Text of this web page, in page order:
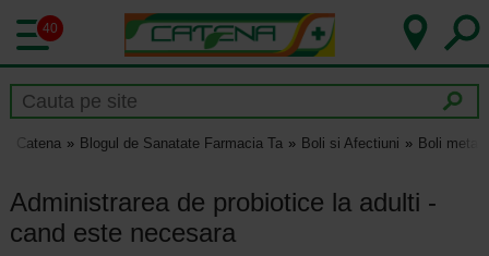
40
Catena Blogul de Sanatate Farmacia Ta Boli si Afectiuni Boli
Administrarea de probiotice la adulti -
cand este necesara